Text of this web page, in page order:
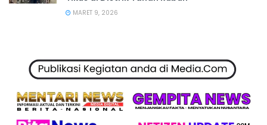
MARET 9, 2026